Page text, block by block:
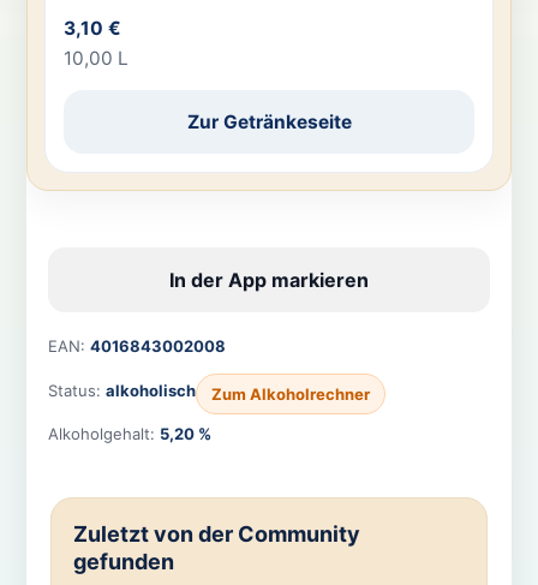
3,10 €
10,00 L
Zur Getränkeseite
In der App markieren
EAN: 4016843002008
Status: alkoholisch Zum Alkoholrechner
Alkoholgehalt: 5,20 %
Zuletzt von der Community
gefunden